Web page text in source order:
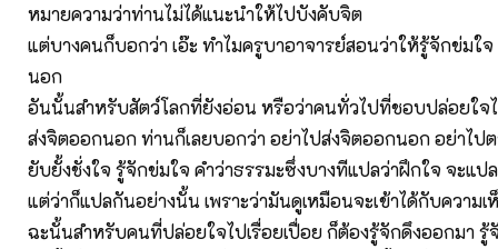
หมายความว่าท่านไม่ได้แนะนำให้ไปบังคับจิต
แต่บางคนก็บอกว่า เอ๊ะ ทำไมครูบาอาจารย์สอนว่าให้รู้จักข่มใ
นอก
อันนั้นสำหรับสัตว์โลกที่ยังอ่อน หรือว่าคนทั่วไปที่ชอบปล่อยใจ
ส่งจิตออกนอก ท่านก็เลยบอกว่า อย่าไปส่งจิตออกนอก อย่าไป
ยับยั้งชั่งใจ รู้จักข่มใจ คำว่าธรรมะซึ่งบางทีแปลว่าฝึกใจ จะแป
แต่ว่าก็แปลกันอย่างนั้น เพราะว่ามันดูเหมือนจะเข้าได้กับความ
ฉะนั้นสำหรับคนที่ปล่อยใจไปเรื่อยเปื่อย ก็ต้องรู้จักดึงออกมา